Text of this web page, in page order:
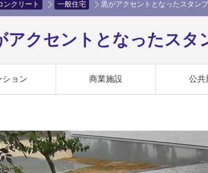
ンクリート 一般住宅 黒がアクセントとなったスタン
クセントとなったスタ
ション 商業施設 公共